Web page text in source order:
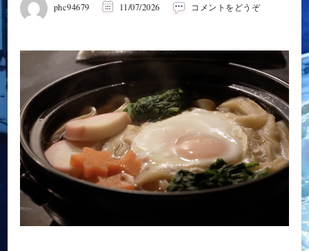
phc94679 11/07/2026 コメントをどうぞ(【ジ
作
る】
『耳
を
す
ま
せ
ば』
の”お
じ